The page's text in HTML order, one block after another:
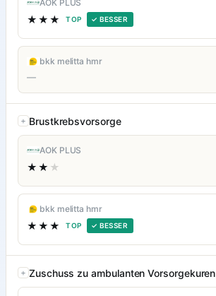
AOK PLUS
★★★ TOP ✓ BESSER
bkk melitta hmr
—
Brustkrebsvorsorge
AOK PLUS
★★ ★
bkk melitta hmr
★★★ TOP ✓ BESSER
Zuschuss zu ambulanten Vorsorgekuren